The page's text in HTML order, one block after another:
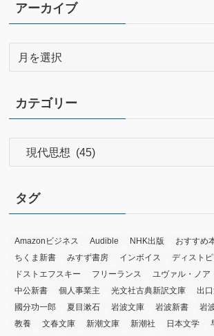
アーカイブ
イ
ブ
カテゴリー
リ
ー
タグ
Amazonビジネス Audible NHK出版 おすすめ
ちくま新書
みすず書房 インボイス
ディスト
ドストエフスキー
フリーランス ユヴァル・ノア
中公新書
個人事業主 光文社古典新訳文庫 出
國分功一郎
夏目漱石 岩波文庫 岩波新書 岩
教養
文春文庫 新潮文庫 新潮社 日本文学